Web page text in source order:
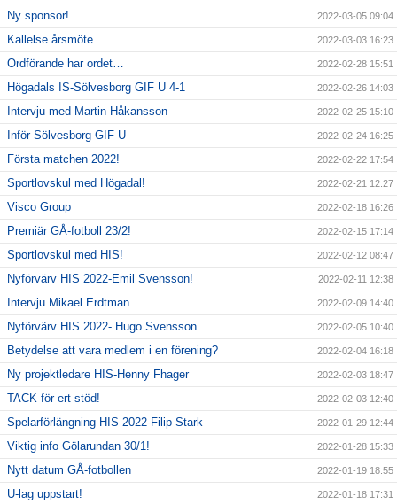
Ny sponsor! 2022-03-05 09:04
Kallelse årsmöte 2022-03-03 16:23
Ordförande har ordet… 2022-02-28 15:51
Högadals IS-Sölvesborg GIF U 4-1 2022-02-26 14:03
Intervju med Martin Håkansson 2022-02-25 15:10
Inför Sölvesborg GIF U 2022-02-24 16:25
Första matchen 2022! 2022-02-22 17:54
Sportlovskul med Högadal! 2022-02-21 12:27
Visco Group 2022-02-18 16:26
Premiär GÅ-fotboll 23/2! 2022-02-15 17:14
Sportlovskul med HIS! 2022-02-12 08:47
Nyförvärv HIS 2022-Emil Svensson! 2022-02-11 12:38
Intervju Mikael Erdtman 2022-02-09 14:40
Nyförvärv HIS 2022- Hugo Svensson 2022-02-05 10:40
Betydelse att vara medlem i en förening? 2022-02-04 16:18
Ny projektledare HIS-Henny Fhager 2022-02-03 18:47
TACK för ert stöd! 2022-02-03 12:40
Spelarförlängning HIS 2022-Filip Stark 2022-01-29 12:44
Viktig info Gölarundan 30/1! 2022-01-28 15:33
Nytt datum GÅ-fotbollen 2022-01-19 18:55
U-lag uppstart! 2022-01-18 17:31